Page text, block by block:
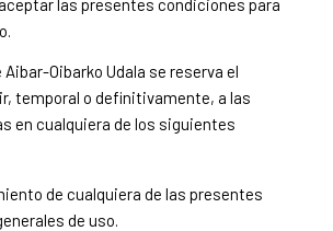
las presentes condiciones para
Oibarko Udala se reserva el
temporal o definitivamente, a las
en cualquiera de los siguientes
de cualquiera de las presentes
de uso.